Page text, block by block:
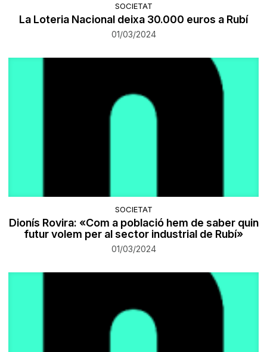
SOCIETAT
La Loteria Nacional deixa 30.000 euros a Rubí
01/03/2024
SOCIETAT
Dionís Rovira: «Com a població hem de saber quin
futur volem per al sector industrial de Rubí»
01/03/2024